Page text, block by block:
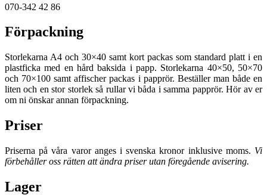
070-342 42 86
Förpackning
Storlekarna A4 och 30×40 samt kort packas som standard platt i en
plastficka med en hård baksida i papp. Storlekarna 40×50, 50×70
och 70×100 samt affischer packas i papprör. Beställer man både en
liten och en stor storlek så rullar vi båda i samma papprör. Hör av er
om ni önskar annan förpackning.
Priser
Priserna på våra varor anges i svenska kronor inklusive moms. Vi
förbehåller oss rätten att ändra priser utan föregående avisering.
Lager